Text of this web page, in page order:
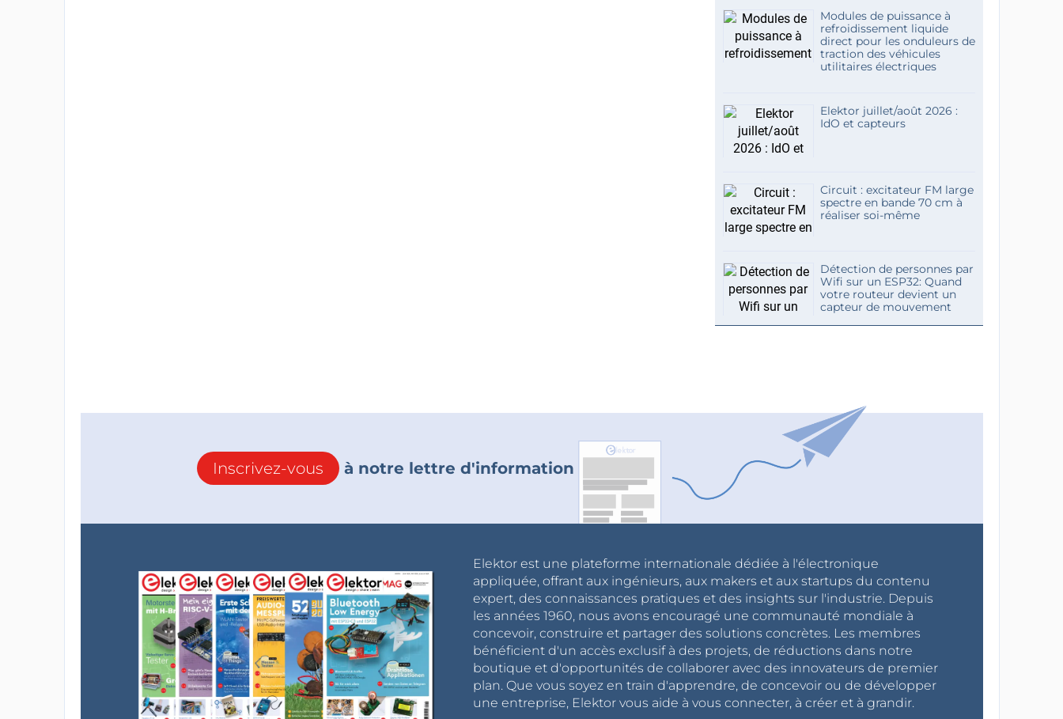
Modules de puissance à
refroidissement liquide
direct pour les onduleurs de
traction des véhicules
utilitaires électriques
Elektor juillet/août 2026 :
IdO et capteurs
Circuit : excitateur FM large
spectre en bande 70 cm à
réaliser soi-même
Détection de personnes par
Wifi sur un ESP32: Quand
votre routeur devient un
capteur de mouvement
Inscrivez-vous à notre lettre d'information
Elektor est une plateforme internationale dédiée à l'électronique
appliquée, offrant aux ingénieurs, aux makers et aux startups du contenu
expert, des connaissances pratiques et des insights sur l'industrie. Depuis
les années 1960, nous avons encouragé une communauté mondiale à
concevoir, construire et partager des solutions concrètes. Les membres
bénéficient d'un accès exclusif à des projets, de réductions dans notre
boutique et d'opportunités de collaborer avec des innovateurs de premier
plan. Que vous soyez en train d'apprendre, de concevoir ou de développer
une entreprise, Elektor vous aide à vous connecter, à créer et à grandir.